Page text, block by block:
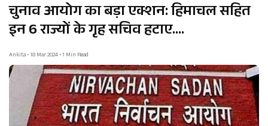
चुनाव आयोग का बड़ा एक्शन: हिमाचल सहित
इन 6 राज्यों के गृह सचिव हटाए….
Ankita • 18 Mar 2024 • 1 Min Read